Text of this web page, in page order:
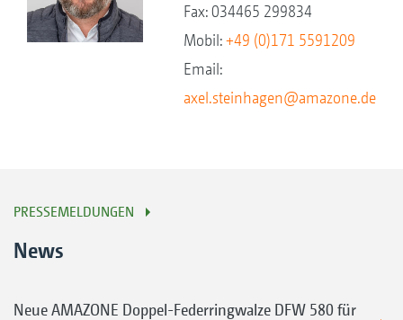
Fax: 034465 299834
Mobil:+49 (0)171 5591209
Email:
axel.steinhagen@amazone.de
PRESSEMELDUNGEN
News
Neue AMAZONE Doppel-Federringwalze DFW 580 für